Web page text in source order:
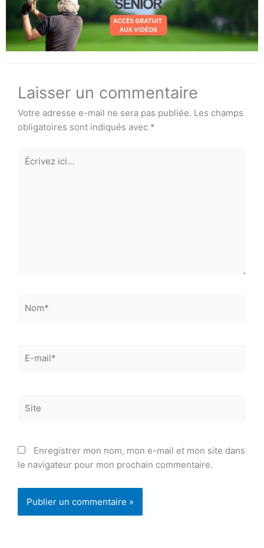
Laisser un commentaire
Votre adresse e-mail ne sera pas publiée. Les champs
obligatoires sont indiqués avec *
Écrivez
ici…
mail*
Enregistrer mon nom, mon e-mail et mon site dans
le navigateur pour mon prochain commentaire.